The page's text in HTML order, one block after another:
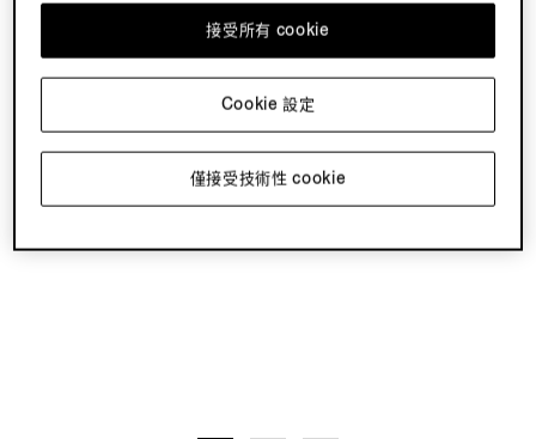
僅接受技術性 cookie
接受所有 cookie
Cookie 設定